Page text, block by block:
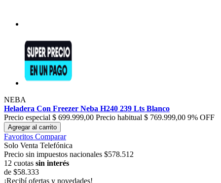
NEBA
Heladera Con Freezer Neba H240 239 Lts Blanco
Precio especial $ 699.999,00 Precio habitual $ 769.999,00 9% OFF
Agregar al carrito
Favoritos Comparar
Solo Venta Telefónica
Precio sin impuestos nacionales $578.512
12 cuotas sin interés
de $58.333
¡Recibí ofertas y novedades!